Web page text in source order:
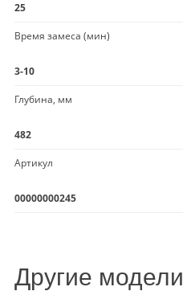
25
Время замеса (мин)
3-10
Глубина, мм
482
Артикул
00000000245
Другие модели